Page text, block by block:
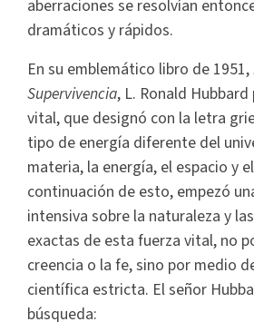
aberraciones se resolvían
dramáticos y rápidos.
En su emblemático libro de 1951,
Supervivencia, L. Ronald
vital, que designó con la letra
tipo de energía diferente del
materia, la energía, el espacio y
continuación de esto, empezó
intensiva sobre la naturaleza y
exactas de esta fuerza vital, no
creencia o la fe, sino por medio
científica estricta. El señor
búsqueda: